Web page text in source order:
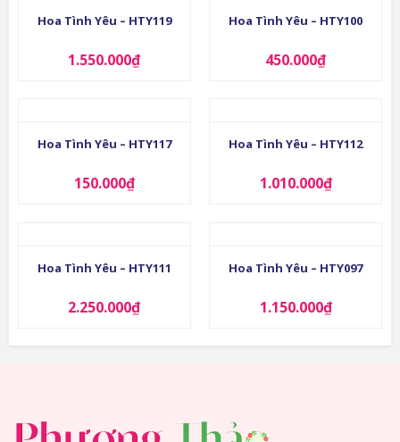
Hoa Tình Yêu – HTY119
1.550.000₫
Hoa Tình Yêu – HTY100
450.000₫
Hoa Tình Yêu – HTY117
150.000₫
Hoa Tình Yêu – HTY112
1.010.000₫
Hoa Tình Yêu – HTY111
2.250.000₫
Hoa Tình Yêu – HTY097
1.150.000₫